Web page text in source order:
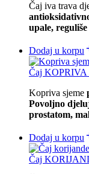
Čaj iva trava
upale,
Dodaj u korpu
Čaj KOPRIVA
Kopriva sjeme
Povoljno
prostatom,
Dodaj u korpu
Čaj